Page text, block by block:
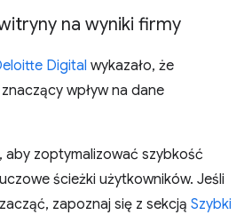
na wyniki firmy
Digital wykazało, że
wpływ na dane
aby zoptymalizować szybkość
ścieżki użytkowników. Jeśli
zapoznaj się z sekcją Szybki